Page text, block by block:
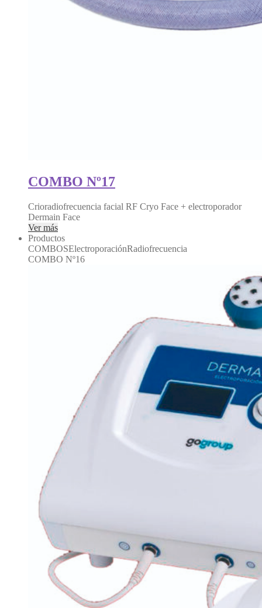
COMBO Nº17
Crioradiofrecuencia facial RF Cryo Face + electroporador
Dermain Face
Ver más
Productos
COMBOSElectroporaciónRadiofrecuencia
COMBO Nº16